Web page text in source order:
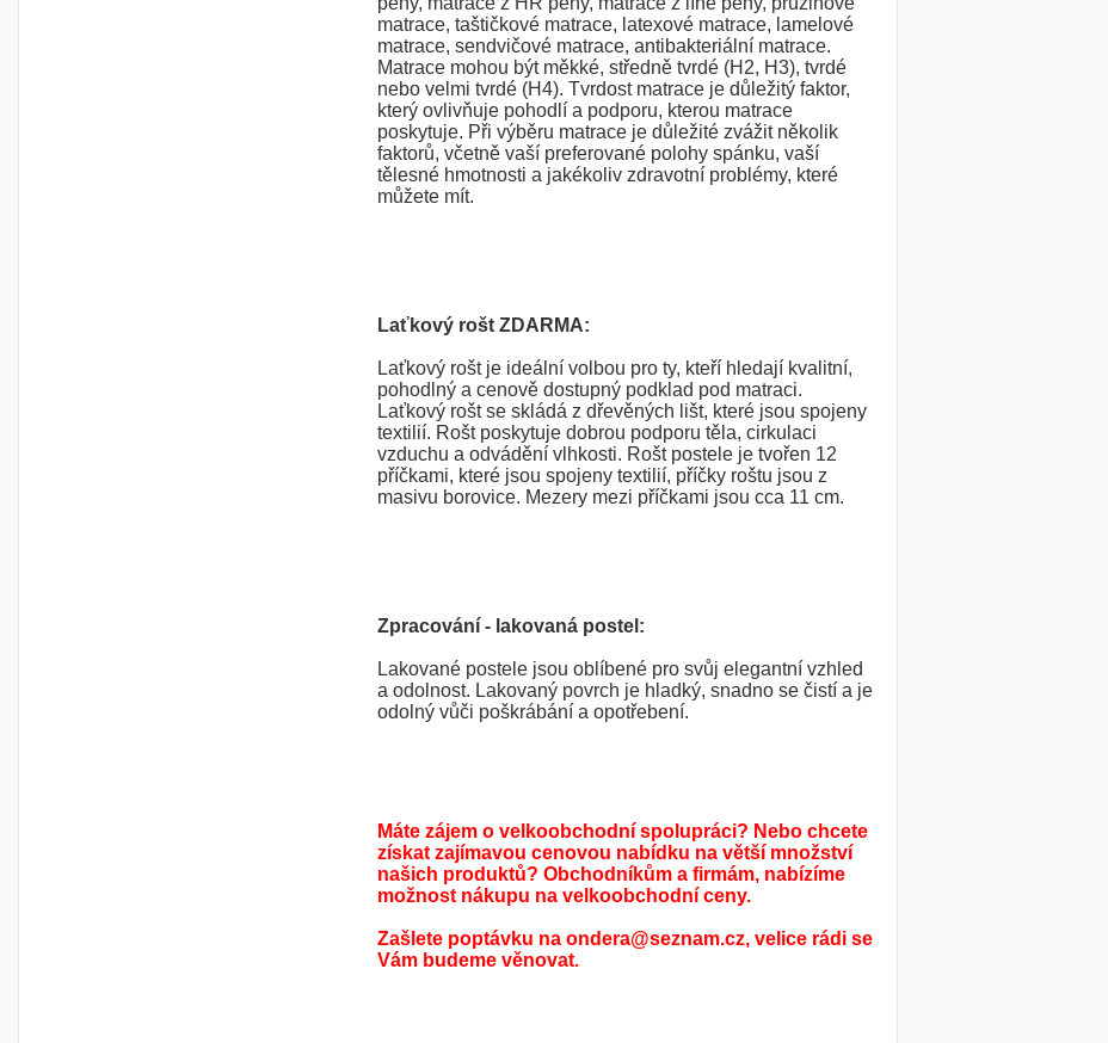
matrace, taštičkové matrace, latexové matrace, lamelové
matrace, sendvičové matrace, antibakteriální matrace.
Matrace mohou být měkké, středně tvrdé (H2, H3), tvrdé
nebo velmi tvrdé (H4). Tvrdost matrace je důležitý faktor,
který ovlivňuje pohodlí a podporu, kterou matrace
poskytuje. Při výběru matrace je důležité zvážit několik
faktorů, včetně vaší preferované polohy spánku, vaší
tělesné hmotnosti a jakékoliv zdravotní problémy, které
můžete mít.
Laťkový rošt ZDARMA:
Laťkový rošt je ideální volbou pro ty, kteří hledají kvalitní,
pohodlný a cenově dostupný podklad pod matraci.
Laťkový rošt se skládá z dřevěných lišt, které jsou spojeny
textilií. Rošt poskytuje dobrou podporu těla, cirkulaci
vzduchu a odvádění vlhkosti. Rošt postele je tvořen 12
příčkami, které jsou spojeny textilií, příčky roštu jsou z
masivu borovice. Mezery mezi příčkami jsou cca 11 cm.
Zpracování - lakovaná postel:
Lakované postele jsou oblíbené pro svůj elegantní vzhled
a odolnost. Lakovaný povrch je hladký, snadno se čistí a je
odolný vůči poškrábání a opotřebení.
Máte zájem o velkoobchodní spolupráci? Nebo chcete
získat zajímavou cenovou nabídku na větší množství
našich produktů? Obchodníkům a firmám, nabízíme
možnost nákupu na velkoobchodní ceny.
Zašlete poptávku na ondera@seznam.cz, velice rádi se
Vám budeme věnovat.